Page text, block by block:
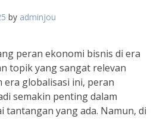
by adminjou
peran ekonomi bisnis di era
topik yang sangat relevan
era globalisasi ini, peran
semakin penting dalam
tantangan yang ada. Namun, di